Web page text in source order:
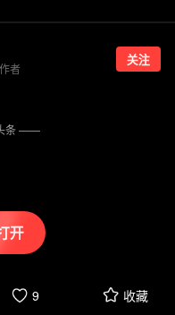
开
者
关注
9 收藏
条——